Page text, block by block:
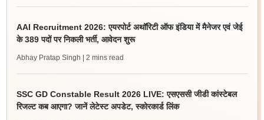
AAI Recruitment 2026: एयरपोर्ट अथॉरिटी ऑफ इंडिया में मैनेजर एवं जेई
के 389 पदों पर निकली भर्ती, आवेदन शुरू
Abhay Pratap Singh | 2 mins read
SSC GD Constable Result 2026 LIVE: एसएससी जीडी कांस्टेबल
रिजल्ट कब आएगा? जानें लेटेस्ट अपडेट, स्कोरकार्ड लिंक